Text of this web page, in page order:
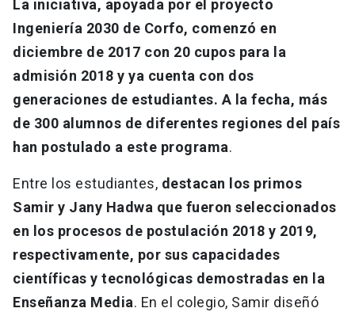
La iniciativa, apoyada por el proyecto
Ingeniería 2030 de Corfo, comenzó en
diciembre de 2017 con 20 cupos para la
admisión 2018 y ya cuenta con dos
generaciones de estudiantes. A la fecha, más
de 300 alumnos de diferentes regiones del país
han postulado a este programa.
Entre los estudiantes, destacan los primos
Samir y Jany Hadwa que fueron seleccionados
en los procesos de postulación 2018 y 2019,
respectivamente, por sus capacidades
científicas y tecnológicas demostradas en la
Enseñanza Media. En el colegio, Samir diseñó